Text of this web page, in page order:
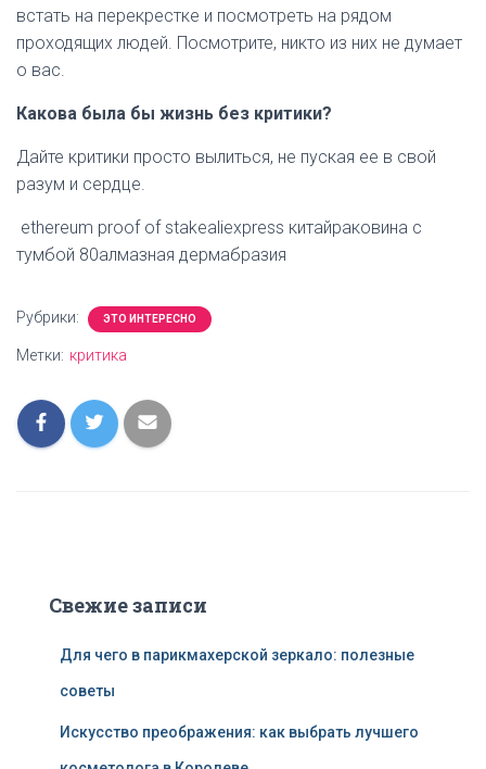
встать на перекрестке и посмотреть на рядом
проходящих людей. Посмотрите, никто из них не думает
о вас.
Какова была бы жизнь без критики?
Дайте критики просто вылиться, не пуская ее в свой
разум и сердце.
ethereum proof of stakealiexpress китайраковина с
тумбой 80алмазная дермабразия
Рубрики: ЭТО ИНТЕРЕСНО
Метки: критика
Свежие записи
Для чего в парикмахерской зеркало: полезные
советы
Искусство преображения: как выбрать лучшего